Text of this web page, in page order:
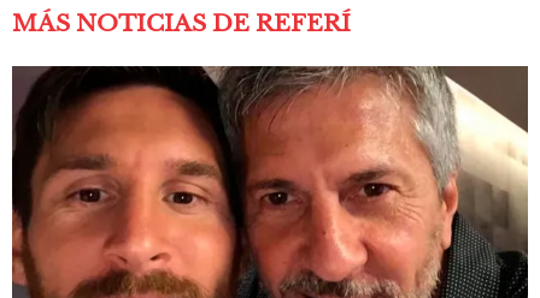
MÁS NOTICIAS DE REFERÍ